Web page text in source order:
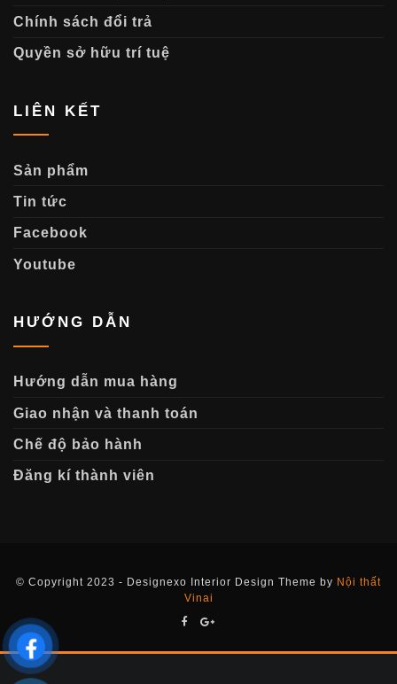
Chính sách đổi trả
Quyền sở hữu trí tuệ
LIÊN KẾT
Sản phẩm
Tin tức
Facebook
Youtube
HƯỚNG DẪN
Hướng dẫn mua hàng
Giao nhận và thanh toán
Chế độ bảo hành
Đăng kí thành viên
© Copyright 2023 - Designexo Interior Design Theme by Nội thất
Vinai